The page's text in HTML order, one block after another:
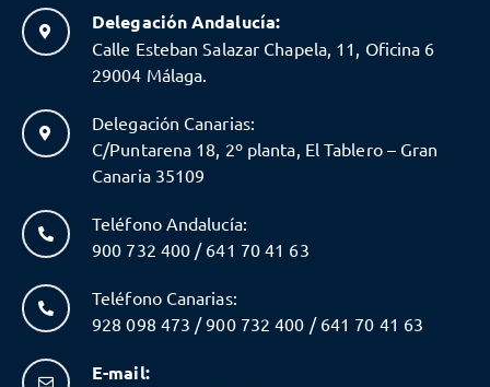
Delegación Andalucía:
Calle Esteban Salazar Chapela, 11, Oficina 6
29004 Málaga.
Delegación Canarias:
C/Puntarena 18, 2º planta, El Tablero – Gran
Canaria 35109
Teléfono Andalucía:
900 732 400 / 641 70 41 63
Teléfono Canarias:
928 098 473 / 900 732 400 / 641 70 41 63
E-mail: